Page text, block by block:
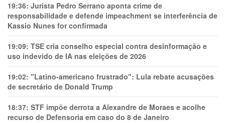
19:36: Jurista Pedro Serrano aponta crime de
responsabilidade e defende impeachment se interferência de
Kassio Nunes for confirmada
19:09: TSE cria conselho especial contra desinformação e
uso indevido de IA nas eleições de 2026
19:02: "Latino-americano frustrado": Lula rebate acusações
de secretário de Donald Trump
18:37: STF impõe derrota a Alexandre de Moraes e acolhe
recurso de Defensoria em caso do 8 de Janeiro